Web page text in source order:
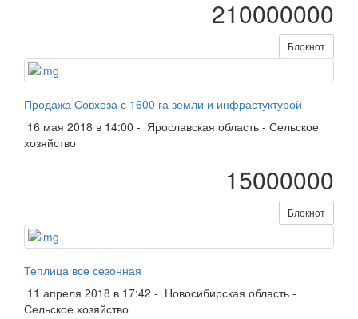
210000000
Блокнот
Продажа Совхоза с 1600 га земли и инфрастуктурой
16 мая 2018 в 14:00 - Ярославская область - Сельское
хозяйство
15000000
Блокнот
Теплица все сезонная
11 апреля 2018 в 17:42 - Новосибирская область -
Сельское хозяйство